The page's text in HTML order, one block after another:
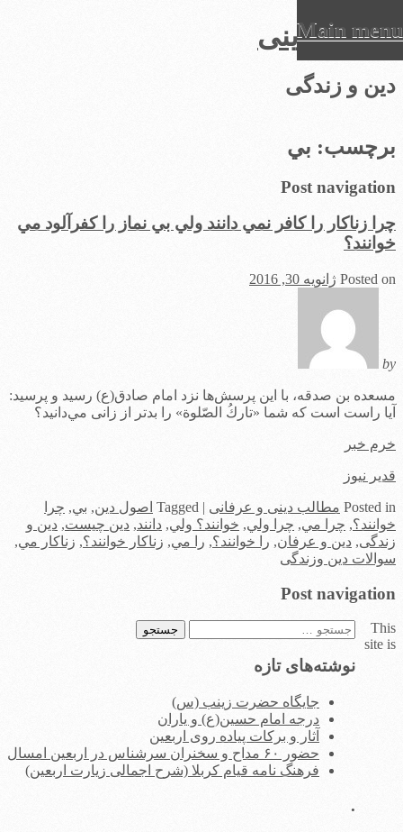
عرفان دینی
دین و زندگی
Main menu
to
content
برچسب: بي
Post navigation
چرا زناكار را كافر نمي دانند ولي بي نماز را كفرآلود مي
خوانند؟
Posted on ژانویه 30, 2016
by
مسعده بن صدقه، با اين پرسش‌ها نزد امام صادق(ع) رسيد و پرسيد:
آيا راست است كه شما «تاركُ الصّلوة» را بدتر از زانی مي‌‌دانيد؟
خرم خبر
قدیر نیوز
Posted in مطالب دینی و عرفانی |
Tagged اصول دین, بي, چرا
خوانند؟, چرا مي, چرا ولي, خوانند؟ ولي, دانند, دین چیست, دین و
زندگی, دین و عرفان, را خوانند؟, را مي, زناكار خوانند؟, زناكار مي,
سوالات دین وزندگی
Post navigation
جستجو
نوشته‌های تازه
جایگاه حضرت زینب (س)
درجه امام حسین(ع) و یاران
آثار و برکات پیاده روی اربعین
حضور ۶۰ مداح و سخنران سرشناس در اربعین امسال
فرهنگ نامه قیام کربلا (شرح اجمالی زیارت اربعین)
.
This
site is